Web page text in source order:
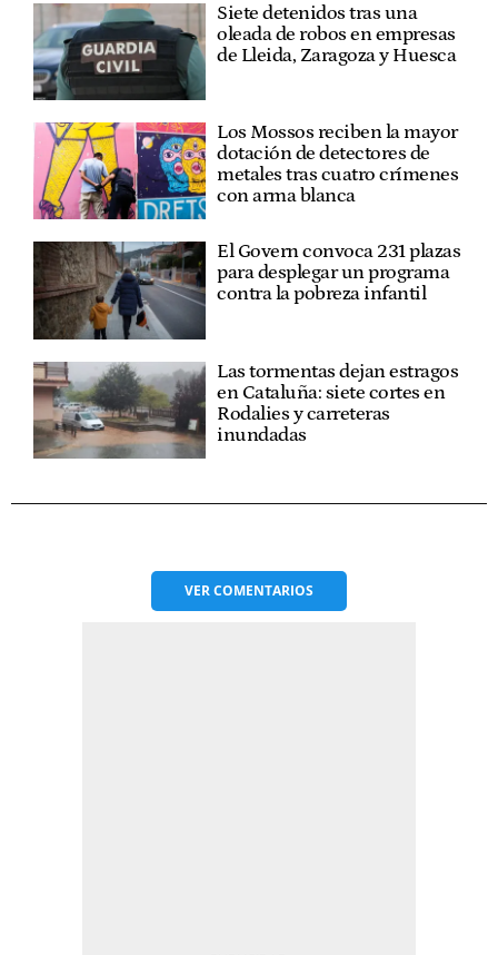
Siete detenidos tras una
oleada de robos en empresas
de Lleida, Zaragoza y Huesca
Los Mossos reciben la mayor
dotación de detectores de
metales tras cuatro crímenes
con arma blanca
El Govern convoca 231 plazas
para desplegar un programa
contra la pobreza infantil
Las tormentas dejan estragos
en Cataluña: siete cortes en
Rodalies y carreteras
inundadas
VERCOMENTARIOS